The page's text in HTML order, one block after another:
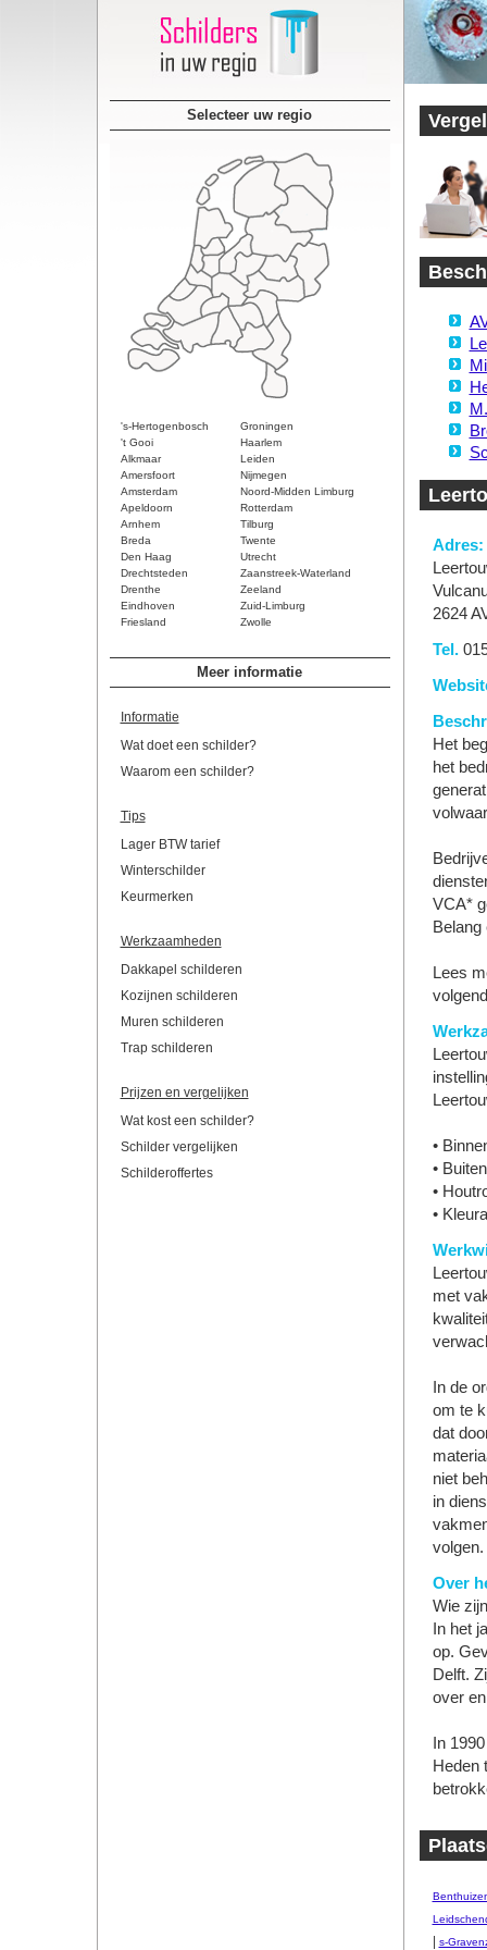
Selecteer uw regio
's-Hertogenbosch
Groningen
't Gooi
Haarlem
Alkmaar
Leiden
Amersfoort
Nijmegen
Amsterdam
Noord-Midden Limburg
Apeldoorn
Rotterdam
Arnhem
Tilburg
Breda
Twente
Den Haag
Utrecht
Drechtsteden
Zaanstreek-Waterland
Drenthe
Zeeland
Eindhoven
Zuid-Limburg
Friesland
Zwolle
Meer informatie
Informatie
Wat doet een schilder?
Waarom een schilder?
Tips
Lager BTW tarief
Winterschilder
Keurmerken
Werkzaamheden
Dakkapel schilderen
Kozijnen schilderen
Muren schilderen
Trap schilderen
Prijzen en vergelijken
Wat kost een schilder?
Schilder vergelijken
Schilderoffertes
Adres:
2624
Tel.
Het
het
VCA*
Lees
•
•
•
•
met
In de
om te
dat
niet
in
volgen.
Over
Wie
In het
op.
Delft.
over
In
Heden
s-